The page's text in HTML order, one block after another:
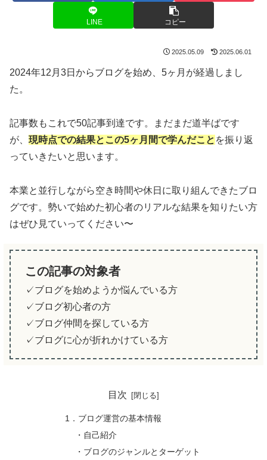
LINE コピー
2025.05.09 2025.06.01
2024年12月3日からブログを始め、5ヶ月が経過しまし
た。
記事数もこれで50記事到達です。まだまだ道半ばです
が、 現時点での結果とこの5ヶ月間で学んだこと を振り返
っていきたいと思います。
本業と並行しながら空き時間や休日に取り組んできたブロ
グです。勢いで始めた初心者のリアルな結果を知りたい方
はぜひ見ていってください〜
この記事の対象者
✓ブログを始めようか悩んでいる方
✓ブログ初心者の方
✓ブログ仲間を探している方
✓ブログに心が折れかけている方
目次
1．ブログ運営の基本情報
・自己紹介
・ブログのジャンルとターゲット